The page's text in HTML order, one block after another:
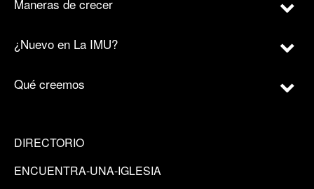
Maneras de crecer
¿Nuevo en La IMU?
Qué creemos
DIRECTORIO
ENCUENTRA-UNA-IGLESIA